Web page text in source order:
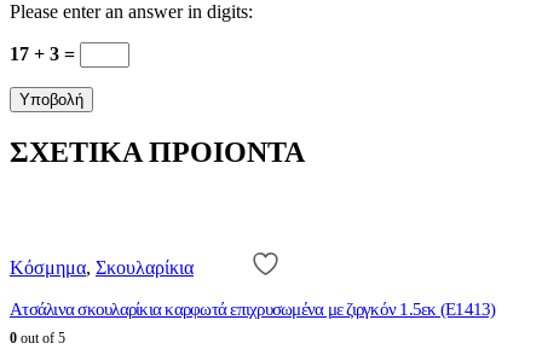
Please enter an answer in digits:
17 + 3 =
ΣΧΕΤΙΚΑ ΠΡΟΙΟΝΤΑ
Κόσμημα, Σκουλαρίκια
Ατσάλινα σκουλαρίκια καρφωτά επιχρυσωμένα με ζιργκόν 1.5εκ (E1413)
0 out of 5